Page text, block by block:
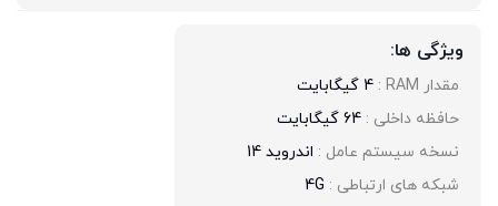
ویژگی ها:
مقدار RAM :
4 گیگابایت
حافظه داخلی : 64 گیگابایت
نسخه سیستم عامل : اندروید 14
شبکه های ارتباطی : 4G